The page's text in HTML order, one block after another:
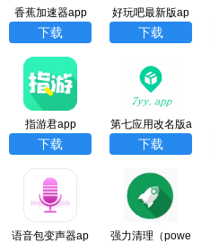
香蕉加速器app
下载
好玩吧最新版ap
p
下载
指游君app
下载
第七应用改名版a
pp
下载
语音包变声器ap
强力清理（powe